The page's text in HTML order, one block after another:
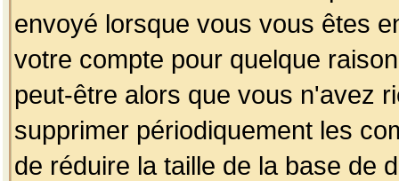
envoyé lorsque vous vous êtes
votre compte pour quelque
peut-être alors que vous n'avez
supprimer périodiquement les
de réduire la taille de la base de